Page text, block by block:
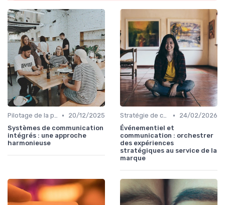
Pilotage de la performance communication •
20/12/2025
Systèmes de communication
intégrés : une approche
harmonieuse
Stratégie de communication d’entreprise •
24/02/2026
Événementiel et
communication : orchestrer
des expériences
stratégiques au service de la
marque